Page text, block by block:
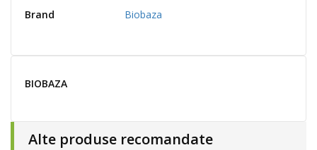
Brand Biobaza
BIOBAZA
Alte produse recomandate